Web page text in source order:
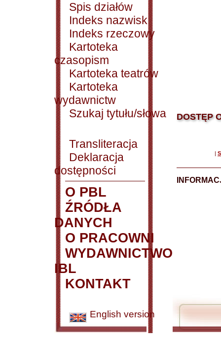
Spis działów
Indeks nazwisk
Indeks rzeczowy
Kartoteka
czasopism
Kartoteka teatrów
Kartoteka
wydawnictw
Szukaj tytułu/słowa
Transliteracja
Deklaracja
dostępności
O PBL
ŹRÓDŁA
DANYCH
O PRACOWNI
WYDAWNICTWO
IBL
KONTAKT
English version
DOSTĘP
|